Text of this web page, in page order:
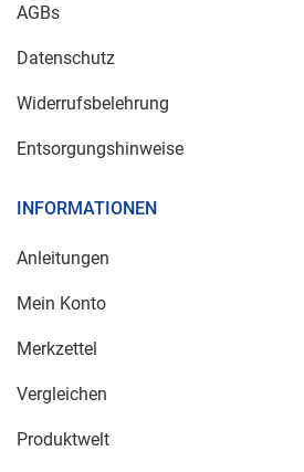
AGBs
Datenschutz
Widerrufsbelehrung
Entsorgungshinweise
INFORMATIONEN
Anleitungen
Mein Konto
Merkzettel
Vergleichen
Produktwelt